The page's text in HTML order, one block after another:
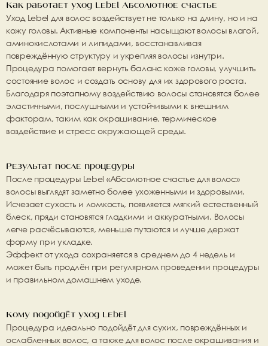
Как работает уход Lebel Абсолютное счастье
Уход Lebel для волос воздействует не только на длину, но и на
кожу головы. Активные компоненты насыщают волосы влагой,
аминокислотами и липидами, восстанавливая
повреждённую структуру и укрепляя волосы изнутри.
Процедура помогает вернуть баланс коже головы, улучшить
состояние волос и создать основу для их здорового роста.
Благодаря поэтапному воздействию волосы становятся более
эластичными, послушными и устойчивыми к внешним
факторам, таким как окрашивание, термическое
воздействие и стресс окружающей среды.
Результат после процедуры
После процедуры Lebel «Абсолютное счастье для волос»
волосы выглядят заметно более ухоженными и здоровыми.
Исчезает сухость и ломкость, появляется мягкий естественный
блеск, пряди становятся гладкими и аккуратными. Волосы
легче расчёсываются, меньше путаются и лучше держат
форму при укладке.
Эффект от ухода сохраняется в среднем до 4 недель и
может быть продлён при регулярном проведении процедуры
и правильном домашнем уходе.
Кому подойдёт уход Lebel
Процедура идеально подойдёт для сухих, повреждённых и
ослабленных волос, а также для волос после окрашивания и